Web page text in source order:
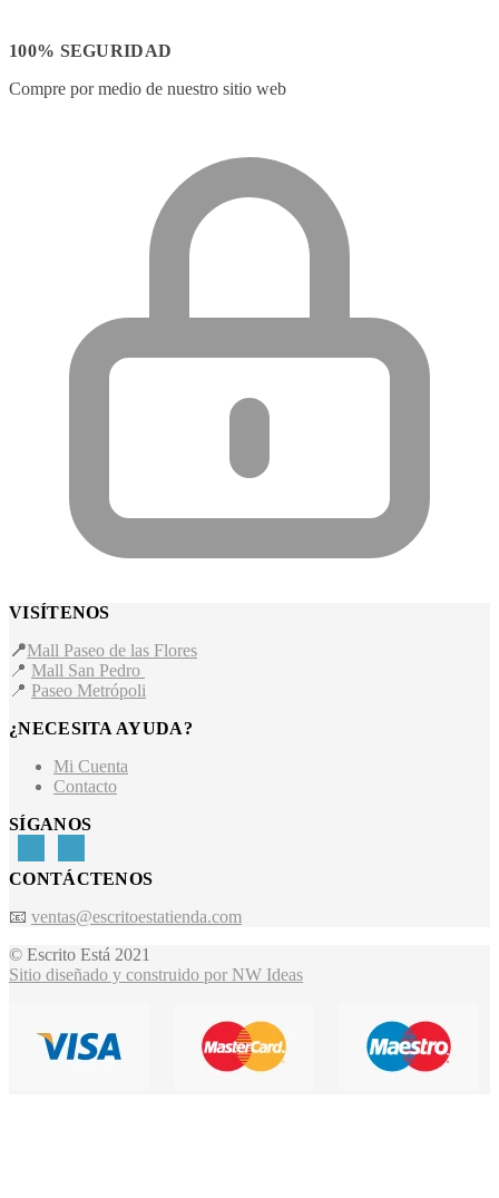
100% SEGURIDAD
Compre por medio de nuestro sitio web
VISÍTENOS
📍Mall Paseo de las Flores
📍 Mall San Pedro
📍 Paseo Metrópoli
¿NECESITA AYUDA?
Mi Cuenta
Contacto
SÍGANOS
CONTÁCTENOS
📧 ventas@escritoestatienda.com
© Escrito Está 2021
Sitio diseñado y construido por NW Ideas